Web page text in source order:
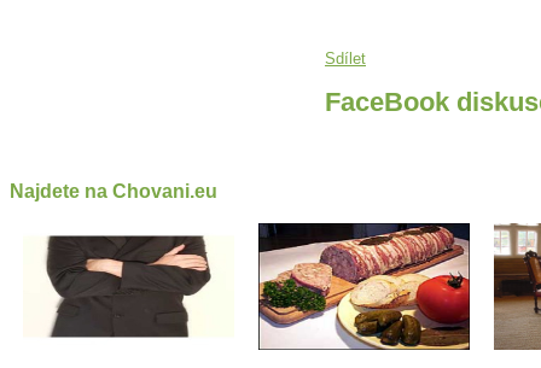
Sdílet
FaceBook
Najdete na Chovani.eu